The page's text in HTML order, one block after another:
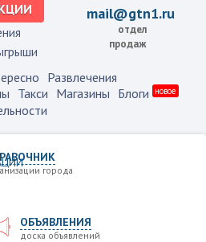
mail@gtn1.ru
отдел
продаж
Развлечения
Такси Магазины Блоги новое
города
ОБЪЯВЛЕНИЯ
доска объявлений